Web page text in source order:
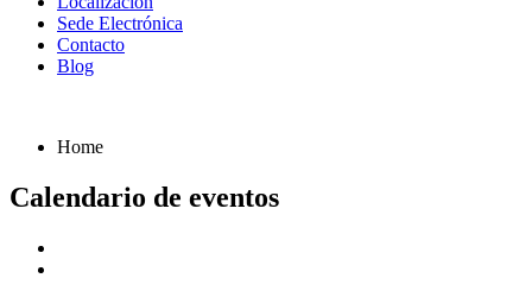
Sede Electrónica
Contacto
Blog
Home
Calendario de eventos